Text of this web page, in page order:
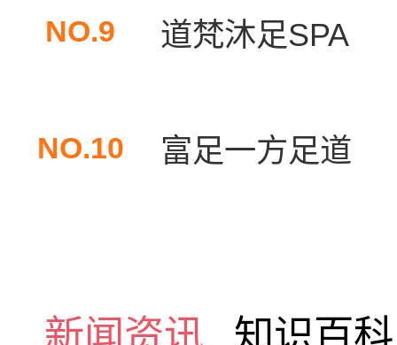
NO.9 道梵沐足SPA
NO.10 富足一方足道
新闻资讯 知识百科